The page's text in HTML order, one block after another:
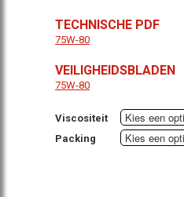
TECHNISCHE PDF
75W-80
VEILIGHEIDSBLADEN
75W-80
Viscositeit
Packing